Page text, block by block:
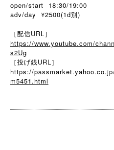
open/start 18:30/19:00
adv/day ¥2500(1d別)
［配信URL］
https://www.youtube.com/
s2Ug
［投げ銭URL］
https://
m5451.html